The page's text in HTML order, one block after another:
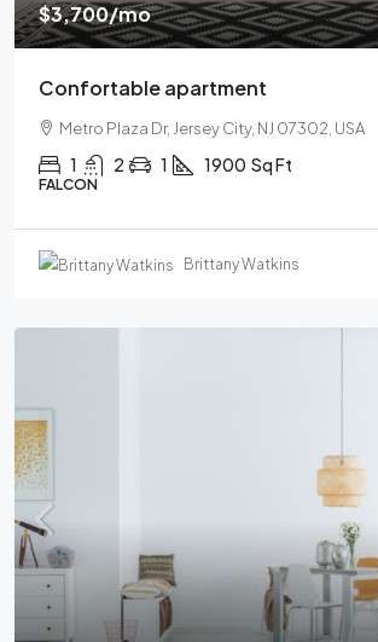
$3,700/mo
Confortable apartment
Metro Plaza Dr, Jersey City, NJ 07302, USA
1 2 1 1900 Sq Ft
FALCON
Brittany Watkins